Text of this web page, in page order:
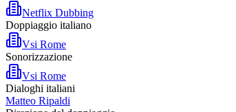
Netflix Dubbing
Doppiaggio italiano
Vsi Rome
Sonorizzazione
Vsi Rome
Dialoghi italiani
Matteo Ripaldi